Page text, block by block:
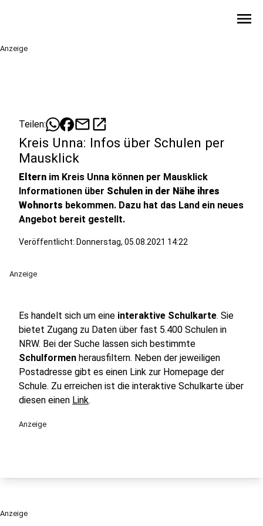
menu
Anzeige
Teilen: mailopen_in_new
Kreis Unna: Infos über Schulen per
Mausklick
Eltern im Kreis Unna können per Mausklick
Informationen über Schulen in der Nähe ihres
Wohnorts bekommen. Dazu hat das Land ein neues
Angebot bereit gestellt.
Veröffentlicht: Donnerstag, 05.08.2021 14:22
Anzeige
Es handelt sich um eine interaktive Schulkarte. Sie
bietet Zugang zu Daten über fast 5.400 Schulen in
NRW. Bei der Suche lassen sich bestimmte
Schulformen herausfiltern. Neben der jeweiligen
Postadresse gibt es einen Link zur Homepage der
Schule. Zu erreichen ist die interaktive Schulkarte über
diesen einen Link.
Anzeige
Anzeige